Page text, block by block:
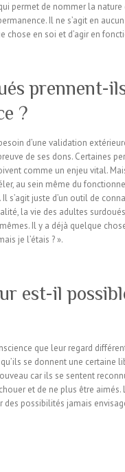
permet de nommer la
Il ne s’agit en aucun
chose en soi et d’agir en
prennent-
?
d’une validation
de ses dons. Certaines
comme un enjeu vital.
au sein même du
juste d’un outil de
la vie des adultes
Il y a déjà quelque
je l’étais ? ».
est-il
que leur regard
se donnent une certaine
car ils se sentent
et de ne plus être aimés.
des possibilités jamais